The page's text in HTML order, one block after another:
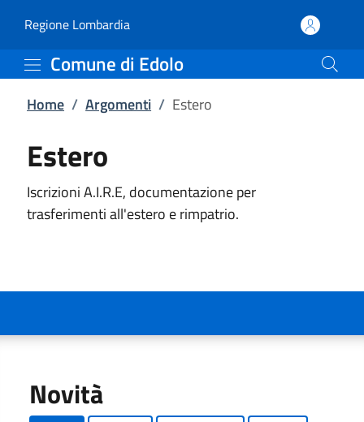
Estero | Comune di
Regione Lombardia(apre in un'altra scheda).
Comune di Edolo
Home / Argomenti / Estero
Estero
Iscrizioni A.I.R.E, documentazione per
trasferimenti all'estero e rimpatrio.
Novità